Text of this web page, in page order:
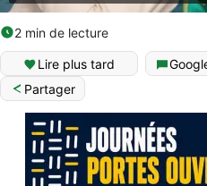
2 min de lecture
Lire plus tard
Partager